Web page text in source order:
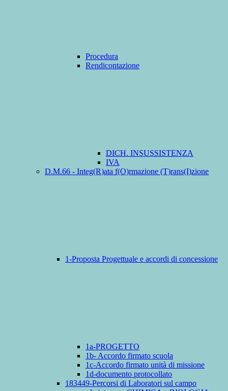
Procedura
Rendicontazione
DICH. INSUSSISTENZA
IVA
D.M.66 - Integ(R)ata f(O)rmazione (T)rans(I)zione
1-Proposta Progettuale e accordi di concessione
1a-PROGETTO
1b- Accordo firmato scuola
1c-Accordo firmato unità di missione
1d-documento protocollato
183449-Percorsi di Laboratori sul campo